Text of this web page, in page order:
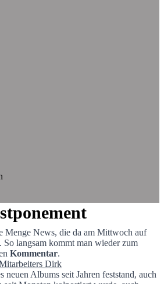
Menge News, die da am Mittwoch auf
So langsam kommt man wieder zum
Kommentar.
Dirk
neuen Albums seit Jahren feststand, auch